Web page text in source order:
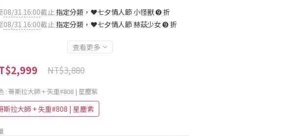
08/31 16:00截止 指定分類，❤️七夕情人節 小怪獸 ➒ 折
08/31 16:00截止 指定分類，❤️七夕情人節 赫茲少女 ➒ 折
查看更多
NT$3,880
: 哥斯拉大師 + 失重#808 | 星塵紫
斯拉大師 + 失重#808 | 星塵紫